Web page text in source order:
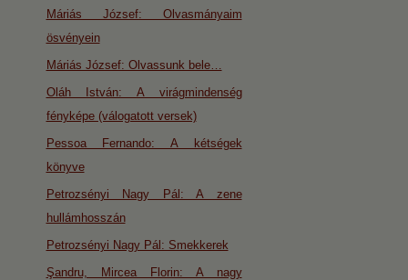
Máriás József: Olvasmányaim
ösvényein
Máriás József: Olvassunk bele…
Oláh István: A virágmindenség
fényképe (válogatott versek)
Pessoa Fernando: A kétségek
könyve
Petrozsényi Nagy Pál: A zene
hullámhosszán
Petrozsényi Nagy Pál: Smekkerek
Şandru, Mircea Florin: A nagy